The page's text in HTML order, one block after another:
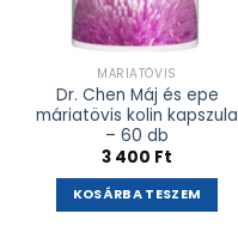
MÁRIATÖVIS
Dr. Chen Máj és epe
máriatövis kolin kapszula
– 60 db
3 400 Ft
KOSÁRBA TESZEM